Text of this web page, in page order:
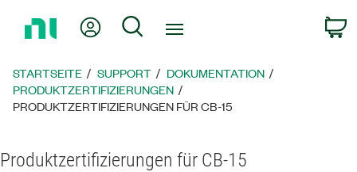
zur
Mein KontoSuche
STARTSEITE SUPPORT
DOKUMENTATION
PRODUKTZERTIFIZIERUNGEN
PRODUKTZERTIFIZIERUNGEN FÜR CB-15
Produktzertifizierungen für CB-15